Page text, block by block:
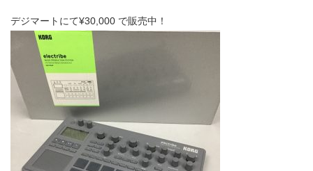
デジマートにて¥30,000 で販売中！